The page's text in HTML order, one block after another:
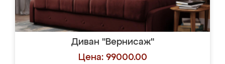
Диван "Вернисаж"
Цена: 99000.00